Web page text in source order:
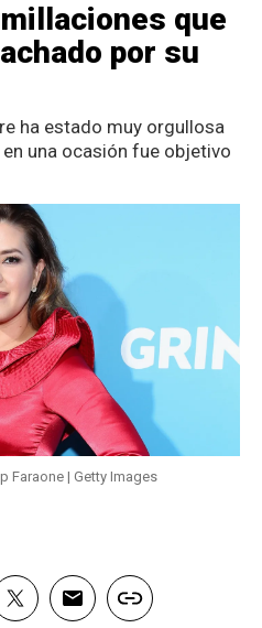
que
por su
ha estado muy orgullosa
una ocasión fue objetivo
Faraone | Getty Images